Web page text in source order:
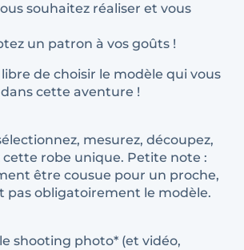
souhaitez réaliser et vous
un patron à vos goûts !
de choisir le modèle qui vous
cette aventure !
mesurez, découpez,
cette robe unique. Petite note :
être cousue pour un proche,
pas obligatoirement le modèle.
shooting photo* (et vidéo,